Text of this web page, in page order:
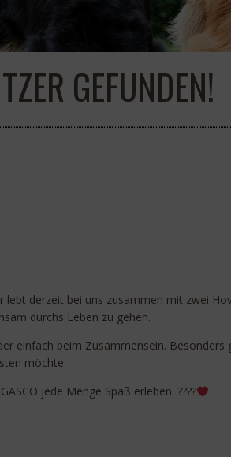
GEFUNDEN!
lebt derzeit bei uns zusammen mit zwei
durchs Leben zu gehen.
einfach beim Zusammensein.
möchte.
jede Menge Spaß erleben. ????